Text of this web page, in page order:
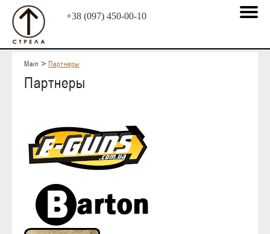
+38 (097) 450-00-10
Main > Партнеры
Партнеры